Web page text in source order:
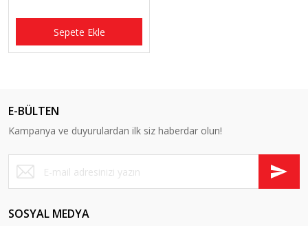
Sepete Ekle
E-BÜLTEN
Kampanya ve duyurulardan ilk siz haberdar olun!
SOSYAL MEDYA